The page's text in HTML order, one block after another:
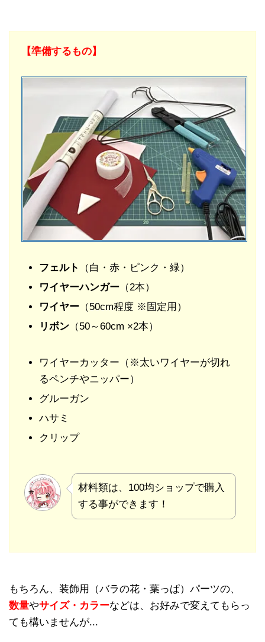
【準備するもの】
フェルト
（白・赤・ピンク・緑）
ワイヤーハンガー （2本）
ワイヤー （50cm程度 ※固定用）
リボン （50～60cm ×2本）
ワイヤーカッター（※太いワイヤーが切れ
るペンチやニッパー）
グルーガン
ハサミ
クリップ
材料類は、100均ショップで購入
する事ができます！
もちろん、装飾用（バラの花・葉っぱ）パーツの、
数量やサイズ・カラーなどは、お好みで変えてもらっ
ても構いませんが...